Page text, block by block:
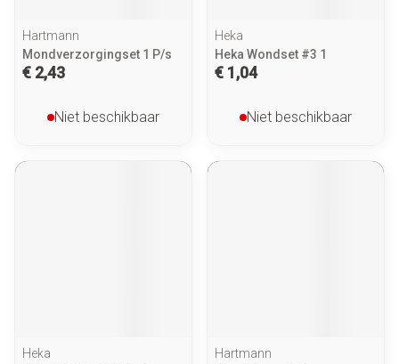
Hartmann
Mondverzorgingset 1 P/s
€ 2,43
Niet beschikbaar
Heka
Heka Wondset #3 1
€ 1,04
Niet beschikbaar
Heka
Hartmann